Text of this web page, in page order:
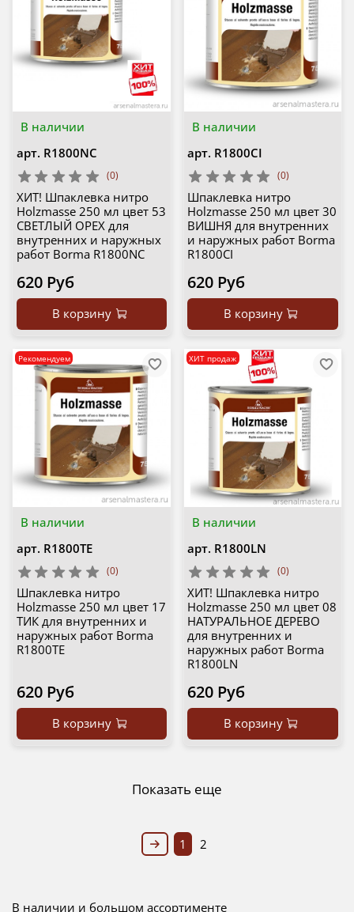
В наличии
арт. R1800NC
(0)
ХИТ! Шпаклевка нитро
Holzmasse 250 мл цвет 53
СВЕТЛЫЙ ОРЕХ для
внутренних и наружных
работ Borma R1800NC
620 Руб
В корзину
В наличии
арт. R1800CI
(0)
Шпаклевка нитро
Holzmasse 250 мл цвет 30
ВИШНЯ для внутренних
и наружных работ Borma
R1800CI
620 Руб
В корзину
В наличии
Рекомендуем
арт. R1800TE
(0)
Шпаклевка нитро
Holzmasse 250 мл цвет 17
ТИК для внутренних и
наружных работ Borma
R1800TE
620 Руб
В корзину
В наличии
ХИТ продаж
арт. R1800LN
(0)
ХИТ! Шпаклевка нитро
Holzmasse 250 мл цвет 08
НАТУРАЛЬНОЕ ДЕРЕВО
для внутренних и
наружных работ Borma
R1800LN
620 Руб
В корзину
Показать еще
1 2
В наличии и большом ассортименте